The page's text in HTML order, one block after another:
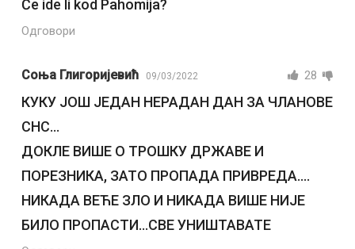
Će ide li kod Pahomija?
Одговори
Соња Глигоријевић 09/03/2022 28
КУКУ ЈОШ ЈЕДАН НЕРАДАН ДАН ЗА ЧЛАНОВЕ
СНС…
ДОКЛЕ ВИШЕ О ТРОШКУ ДРЖАВЕ И
ПОРЕЗНИКА, ЗАТО ПРОПАДА ПРИВРЕДА….
НИКАДА ВЕЋЕ ЗЛО И НИКАДА ВИШЕ НИЈЕ
БИЛО ПРОПАСТИ…СВЕ УНИШТАВАТЕ